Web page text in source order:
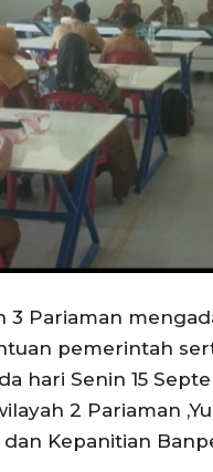
Pariaman
pemerintah
hari Senin 15
2 Pariaman
Kepanitian